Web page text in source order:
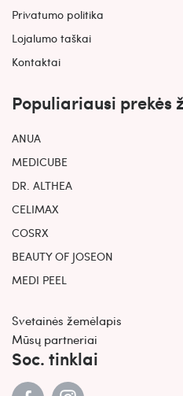
Privatumo politika
Lojalumo taškai
Kontaktai
Populiariausi prekės
ANUA
MEDICUBE
DR. ALTHEA
CELIMAX
COSRX
BEAUTY OF JOSEON
MEDI PEEL
Svetainės žemėlapis
Mūsų partneriai
Soc. tinklai